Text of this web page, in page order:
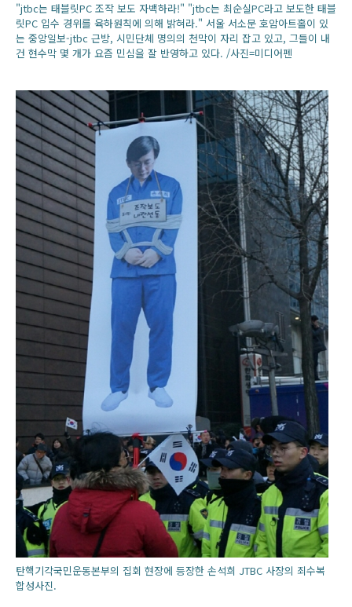
"jtbc는 태블릿PC 조작 보도 자백하라!" "jtbc는 최순실PC라고 보도한 태블
릿PC 입수 경위를 육하원칙에 의해 밝혀라." 서울 서소문 호암아트홀이 있
는 중앙일보-jtbc 근방, 시민단체 명의의 천막이 자리 잡고 있고, 그들이 내
건 현수막 몇 개가 요즘 민심을 잘 반영하고 있다. /사진=미디어펜
탄핵기각국민운동본부의 집회 현장에 등장한 손석희 JTBC 사장의 죄수복
합성사진.